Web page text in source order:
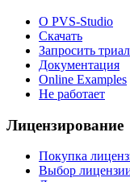
О PVS-Studio
Скачать
Запросить триал
Документация
Online Examples
Не работает
Лицензирование
Покупка
Выбор